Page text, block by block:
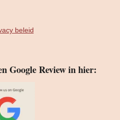
beleid
Google Review in hier: